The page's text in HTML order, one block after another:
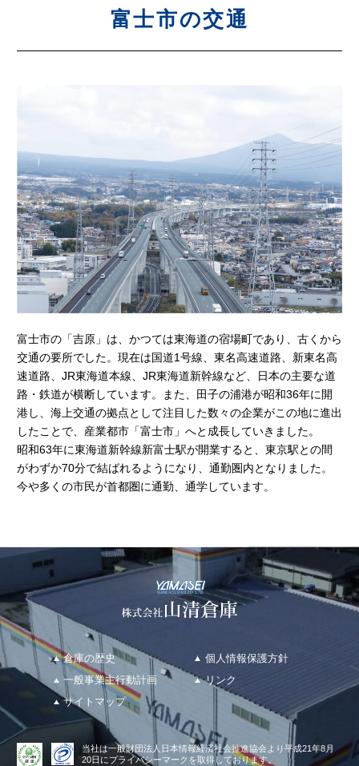
富士市の交通
富士市の「吉原」は、かつては東海道の宿場町であり、古くから
交通の要所でした。現在は国道1号線、東名高速道路、新東名高
速道路、JR東海道本線、JR東海道新幹線など、日本の主要な道
路・鉄道が横断しています。また、田子の浦港が昭和36年に開
港し、海上交通の拠点として注目した数々の企業がこの地に進出
したことで、産業都市「富士市」へと成長していきました。
昭和63年に東海道新幹線新富士駅が開業すると、東京駅との間
がわずか70分で結ばれるようになり、通勤圏内となりました。
今や多くの市民が首都圏に通勤、通学しています。
倉庫の歴史
個人情報保護方針
一般事業主行動計画
リンク
サイトマップ
当社は一般財団法人日本情報経済社会推進協会 より平成21年8月
20日にプライバシーマークを取得しております。